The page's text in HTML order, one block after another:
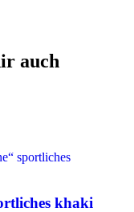
auch
khaki